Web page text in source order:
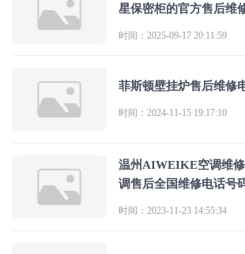
星保密柜的官方售后维
时间：2025-09-17 20:11:59
菲斯顿壁挂炉售后维修
时间：2024-11-15 19:17:10
温州AIWEIKE空调维
调售后全国维修电话号
时间：2023-11-23 14:55:34